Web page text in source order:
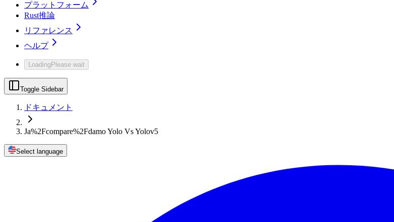
プラットフォーム
Rust推論
リファレンス
ヘルプ
LoadingPlease wait
Toggle Sidebar
ドキュメント
Ja%2Fcompare%2Fdamo Yolo Vs Yolov5
Select language